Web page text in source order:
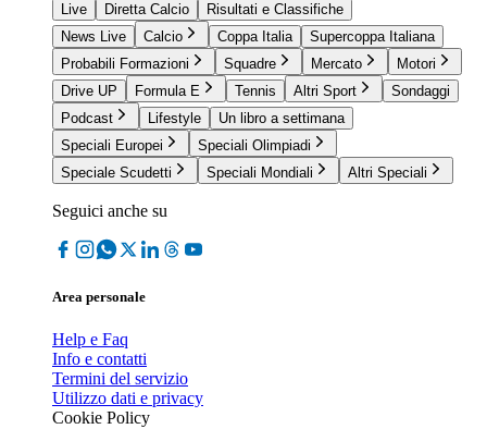
Live
Diretta Calcio
Risultati e Classifiche
News Live
Calcio Coppa Italia
Supercoppa Italiana
Probabili Formazioni
Squadre Mercato
Motori
Drive UP
Formula E Tennis Altri Sport
Sondaggi
Podcast
Lifestyle
Un libro a settimana
Speciali Europei
Speciali Olimpiadi
Speciale Scudetti
Speciali Mondiali Altri Speciali
Seguici anche su
Area personale
Help e Faq
Info e contatti
Termini del servizio
Utilizzo dati e privacy
Cookie Policy